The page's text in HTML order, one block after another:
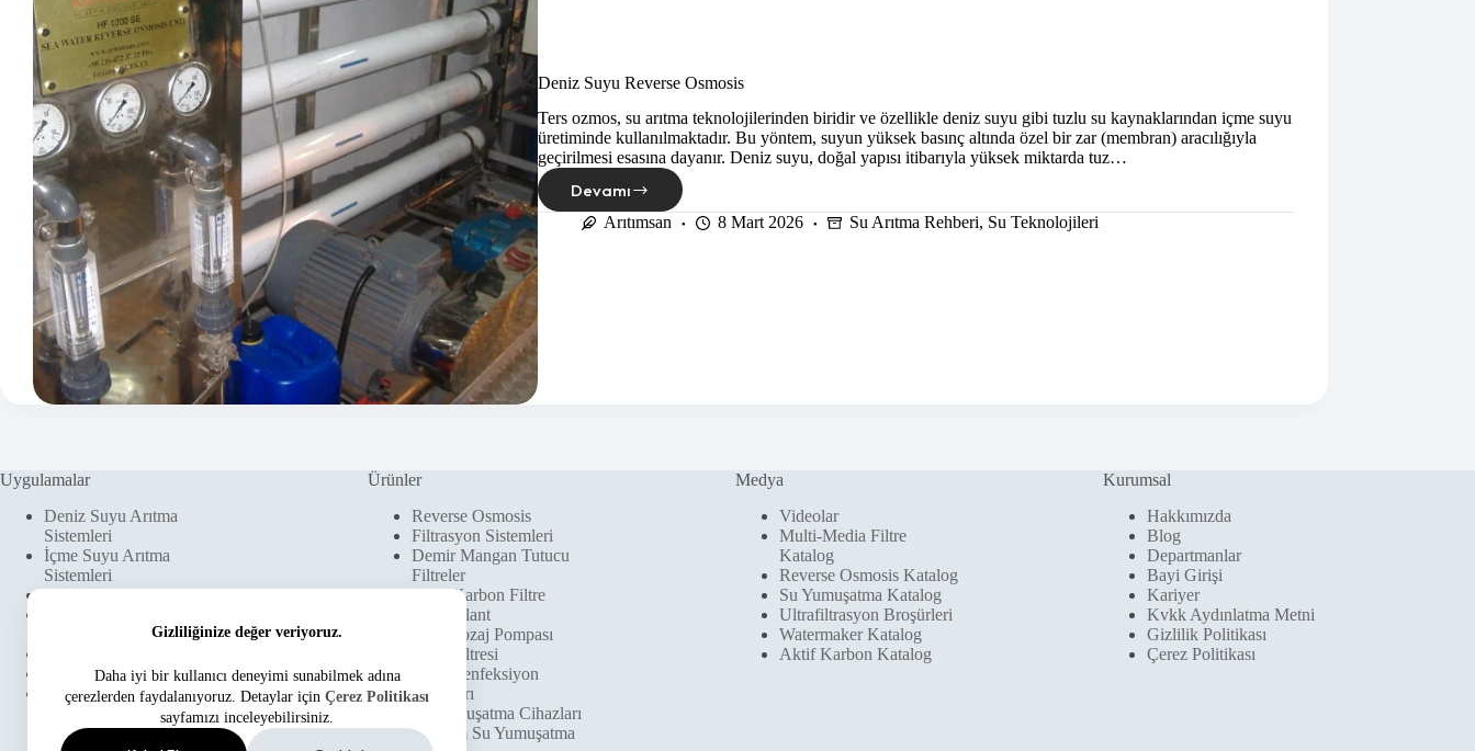
Gizliliğinize değer veriyoruz.
Daha iyi bir kullanıcı deneyimi sunabilmek adına
çerezlerden faydalanıyoruz. Detaylar için Çerez Politikası
sayfamızı inceleyebilirsiniz.
Deniz Suyu Reverse Osmosis
Ters ozmos, su arıtma teknolojilerinden biridir ve özellikle deniz suyu gibi tuzlu su kaynaklarından içme suyu
üretiminde kullanılmaktadır. Bu yöntem, suyun yüksek basınç altında özel bir zar (membran) aracılığıyla
geçirilmesi esasına dayanır. Deniz suyu, doğal yapısı itibarıyla yüksek miktarda tuz…
Devamı
Deniz
Suyu
Arıtımsan 8 Mart 2026 Su Arıtma Rehberi, Su Teknolojileri
Uygulamalar
Deniz Suyu Arıtma
Sistemleri
İçme Suyu Arıtma
Sistemleri
Kaynak Suyu Arıtımı
Arsenik Arıtımı
Su Yumuşatma Sistemleri
Ürünler
Reverse Osmosis
Filtrasyon Sistemleri
Demir Mangan Tutucu
Filtreler
Aktif Karbon Filtre
Antiskalant
Klor Dozaj Pompası
Kum Filtresi
Su Dezenfeksiyon
Cihazları
Su Yumuşatma Cihazları
Tandem Su Yumuşatma
Medya
Videolar
Multi-Media Filtre
Katalog
Reverse Osmosis Katalog
Su Yumuşatma Katalog
Ultrafiltrasyon Broşürleri
Watermaker Katalog
Aktif Karbon Katalog
Kurumsal
Hakkımızda
Blog
Departmanlar
Bayi Girişi
Kariyer
Kvkk Aydınlatma Metni
Gizlilik Politikası
Çerez Politikası